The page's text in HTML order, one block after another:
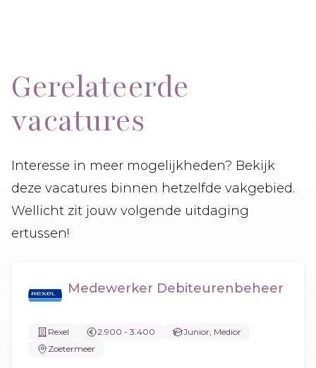
Gerelateerde
vacatures
Interesse in meer mogelijkheden? Bekijk
deze vacatures binnen hetzelfde vakgebied.
Wellicht zit jouw volgende uitdaging
ertussen!
Medewerker Debiteurenbeheer
Rexel 2.900 - 3.400
Junior, Medior
Zoetermeer